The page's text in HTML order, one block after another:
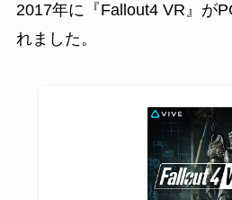
2017年に『Fallout4 VR』が
れました。